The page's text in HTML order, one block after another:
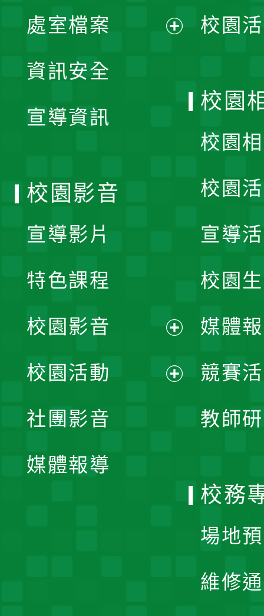
單
處室檔案
資訊安全
宣導資訊
校園
校園
校園
校園
宣導
校園
媒體
競賽
教師
校園影音
宣導影片
特色課程
校園影音
開
校園活動
社團影音
媒體報導
校務
場地
維修